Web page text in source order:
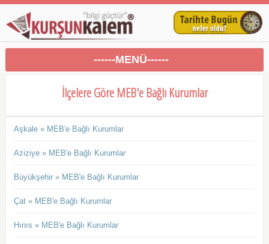
------MENÜ------
İlçelere Göre MEB'e Bağlı Kurumlar
Aşkale » MEB'e Bağlı Kurumlar
Aziziye » MEB'e Bağlı Kurumlar
Büyükşehir » MEB'e Bağlı Kurumlar
Çat » MEB'e Bağlı Kurumlar
Hınıs » MEB'e Bağlı Kurumlar